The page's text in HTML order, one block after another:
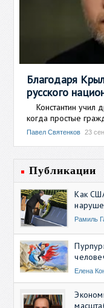
Благодаря
русского
Константин учил
когда простые
Павел Святенков 23
Публикации
Как
Рамиль
Елена